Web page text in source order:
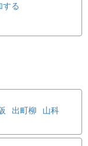
する
出町柳
山科